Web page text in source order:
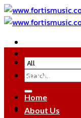
Skip
to
Search
for:
หมวดหมู่สินค้า
Home
About Us